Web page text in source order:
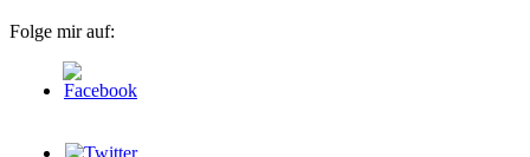
Folge mir auf: